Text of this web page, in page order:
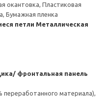
окантовка, Пластиковая
Бумажная пленка
петли Металлическая
фронтальная панель
материала),